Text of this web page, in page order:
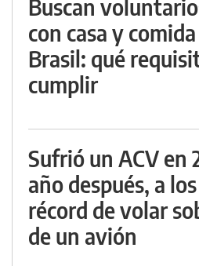
Buscan
con casa y
Brasil: qué
cumplir
Sufrió un ACV en
año después, a
récord de volar
de un avión